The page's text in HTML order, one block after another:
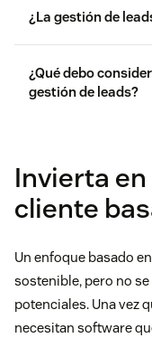
¿La gestión de
¿Qué debo
gestión de leads?
Escalabilidad
Facilidad de uso
Funciones de
Invierta
cliente
Un enfoque basado
sostenible, pero no
potenciales. Una vez
necesitan software